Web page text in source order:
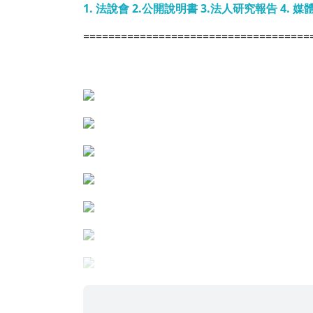
1. 法說會 2.公開說明書 3.法人研究報告 4. 媒